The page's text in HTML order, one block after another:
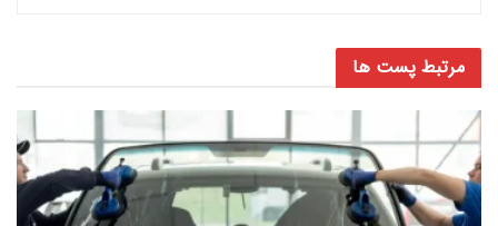
مرتبط پست ها